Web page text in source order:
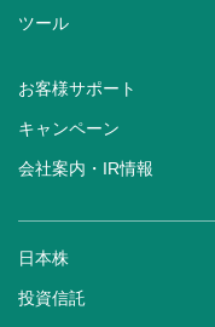
ツール
お客様サポート
キャンペーン
会社案内・IR情報
日本株
投資信託